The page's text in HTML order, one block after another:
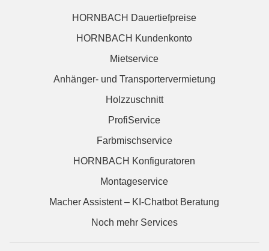
HORNBACH Dauertiefpreise
HORNBACH Kundenkonto
Mietservice
Anhänger- und Transportervermietung
Holzzuschnitt
ProfiService
Farbmischservice
HORNBACH Konfiguratoren
Montageservice
Macher Assistent – KI-Chatbot Beratung
Noch mehr Services